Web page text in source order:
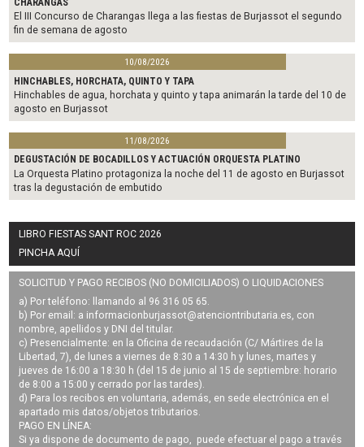
El III Concurso de Charangas llega a las fiestas de Burjassot el segundo
fin de semana de agosto
10/08/2026
HINCHABLES, HORCHATA, QUINTO Y TAPA
Hinchables de agua, horchata y quinto y tapa animarán la tarde del 10 de
agosto en Burjassot
11/08/2026
DEGUSTACIÓN DE BOCADILLOS Y ACTUACIÓN ORQUESTA PLATINO
La Orquesta Platino protagoniza la noche del 11 de agosto en Burjassot
tras la degustación de embutido
LIBRO FIESTAS SANT ROC 2026
PINCHA AQUÍ
SOLICITUD Y PAGO RECIBOS (NO DOMICILIADOS) O LIQUIDACIONES
a) Por teléfono: llamando al 96 316 05 65.
b) Por email: a informacionburjassot@atenciontributaria.es, con
nombre, apellidos y DNI del titular.
c) Presencialmente: en la Oficina de recaudación (C/ Mártires de la
Libertad, 7), de lunes a viernes de 8:30 a 14:30 h y lunes, martes y
jueves de 16:00 a 18:30 h (del 15 de junio al 15 de septiembre: horario
de 8:00 a 15:00 y cerrado por las tardes).
d) Para los recibos en voluntaria, además, en sede electrónica en el
apartado mis datos/objetos tributarios.
PAGO EN LÍNEA:
Si ya dispone de documento de pago, puede efectuar el pago a través